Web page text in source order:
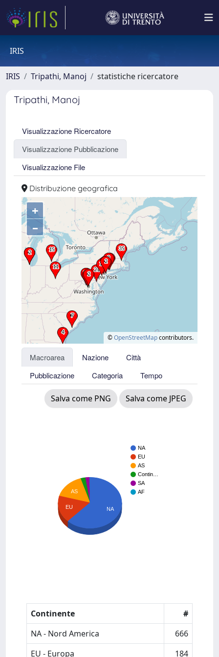
IRIS
IRIS Tripathi, Manoj statistiche ricercatore
Tripathi, Manoj
Visualizzazione Ricercatore
Visualizzazione Pubblicazione
Visualizzazione File
Distribuzione geografica
+
–
©OpenStreetMapcontributors.
Macroarea Nazione
Città
Pubblicazione
Categoria Tempo
Salva come PNG Salva come JPEG
NA
EU
AS
Contin…
SA
AF
AS
EU NA
Continente
#
NA - Nord America
666
EU - Europa
184